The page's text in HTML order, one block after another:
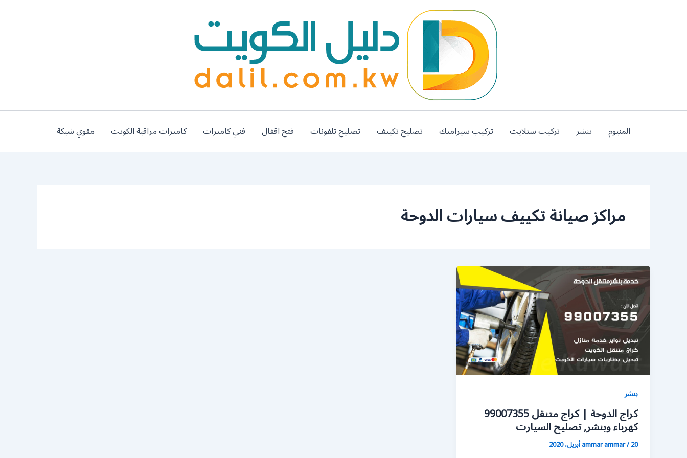
المنيوم بنشر تركيب ستلايت تركيب سيراميك تصليح تكييف تصليح تلفونات فتح اقفال فني كاميرات كاميرات مراقبة الكويت مقوي شبكة
مراكز صيانة تكييف سيارات الدوحة
بنشر
كراج الدوحة | كراج متنقل 99007355
كهرباء وبنشر, تصليح السيارت
ammar ammar/20 أبريل، 2020